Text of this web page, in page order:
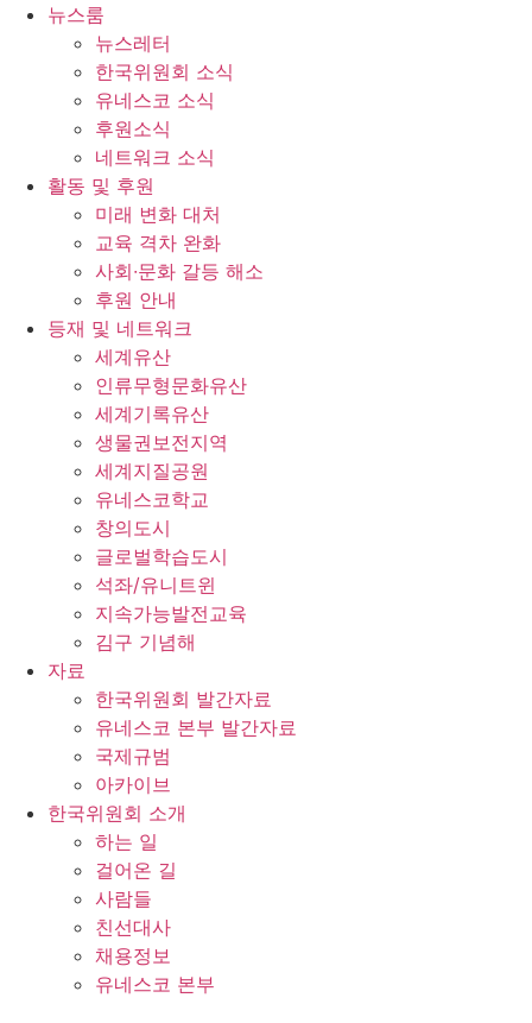
뉴스룸
뉴스레터
한국위원회 소식
유네스코 소식
후원소식
네트워크 소식
활동 및 후원
미래 변화 대처
교육 격차 완화
사회∙문화 갈등 해소
후원 안내
등재 및 네트워크
세계유산
인류무형문화유산
세계기록유산
생물권보전지역
세계지질공원
유네스코학교
창의도시
글로벌학습도시
석좌/유니트윈
지속가능발전교육
김구 기념해
자료
한국위원회 발간자료
유네스코 본부 발간자료
국제규범
아카이브
한국위원회 소개
하는 일
걸어온 길
사람들
친선대사
채용정보
유네스코 본부